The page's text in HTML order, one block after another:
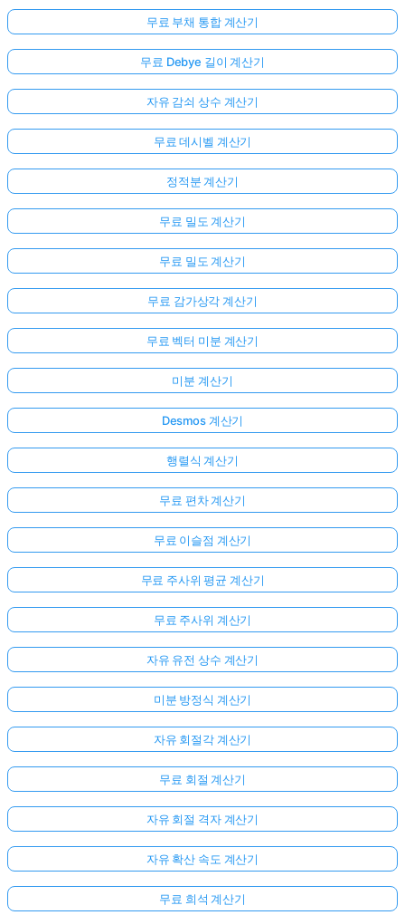
무료 부채 통합 계산기
무료 Debye 길이 계산기
자유 감쇠 상수 계산기
무료 데시벨 계산기
정적분 계산기
무료 밀도 계산기
무료 밀도 계산기
무료 감가상각 계산기
무료 벡터 미분 계산기
미분 계산기
Desmos 계산기
행렬식 계산기
무료 편차 계산기
무료 이슬점 계산기
무료 주사위 평균 계산기
무료 주사위 계산기
자유 유전 상수 계산기
미분 방정식 계산기
자유 회절각 계산기
무료 회절 계산기
자유 회절 격자 계산기
자유 확산 속도 계산기
무료 희석 계산기